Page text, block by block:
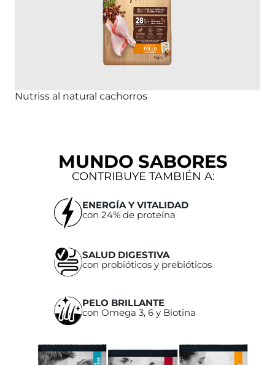
Nutriss al natural cachorros
MUNDO SABORES
CONTRIBUYE TAMBIÉN A:
ENERGÍA Y VITALIDAD
con 24% de proteína
SALUD DIGESTIVA
con probióticos y prebióticos
PELO BRILLANTE
con Omega 3, 6 y Biotina